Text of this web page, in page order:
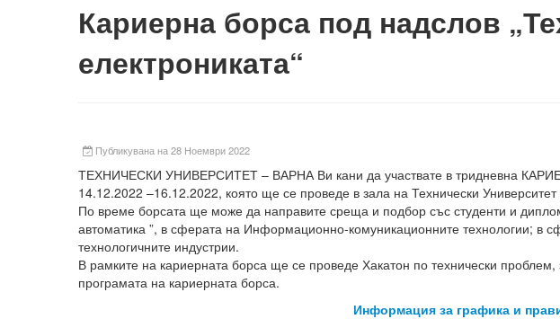
Кариерна борса под надслов
електрониката“
Публикувана на 28 Ноември 2022
ТЕХНИЧЕСКИ УНИВЕРСИТЕТ – ВАРНА Ви кани да участвате в тридневна
14.12.2022 –16.12.2022, която ще се проведе в зала на Технически
По време борсата ще може да направите среща и подбор със студенти и
автоматика ”, в сферата на Информационно-комуникационните технологии; в
технологичните индустрии.
В рамките на кариерната борса ще се проведе Хакатон по технически
програмата на кариерната борса.
Информация за графика и